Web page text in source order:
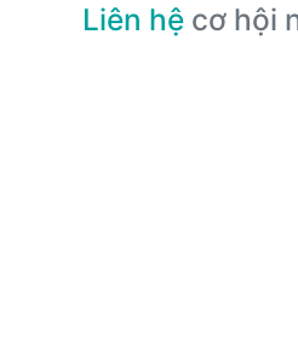
Liên hệ cơ hội